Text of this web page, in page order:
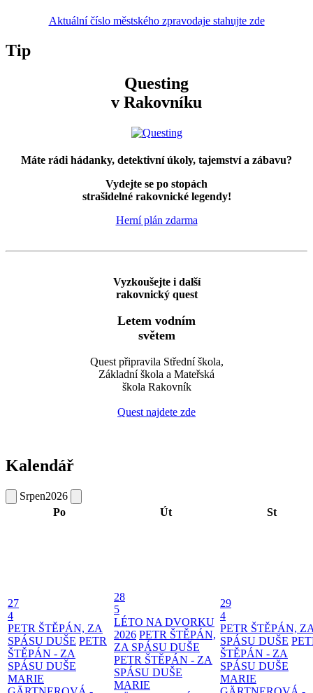
Aktuální číslo městského zpravodaje stahujte zde
Tip
Questing
v Rakovníku
Máte rádi hádanky, detektivní úkoly, tajemství a zábavu?
Vydejte se po stopách
strašidelné rakovnické legendy!
Herní plán zdarma
Vyzkoušejte i další
rakovnický quest
Letem vodním
světem
Quest připravila Střední škola,
Základní škola a Mateřská
škola Rakovník
Quest najdete zde
Kalendář
Srpen2026
Po
Út St
27
4
PETR ŠTĚPÁN, ZA
SPÁSU DUŠE PETR
ŠTĚPÁN - ZA
SPÁSU DUŠE
MARIE
28
5
LÉTO NA DVORKU
2026 PETR ŠTĚPÁN,
ZA SPÁSU DUŠE
PETR ŠTĚPÁN - ZA
SPÁSU DUŠE
MARIE
29
4
PETR ŠTĚPÁN,
SPÁSU DUŠE
ŠTĚPÁN - ZA
SPÁSU DUŠE
MARIE